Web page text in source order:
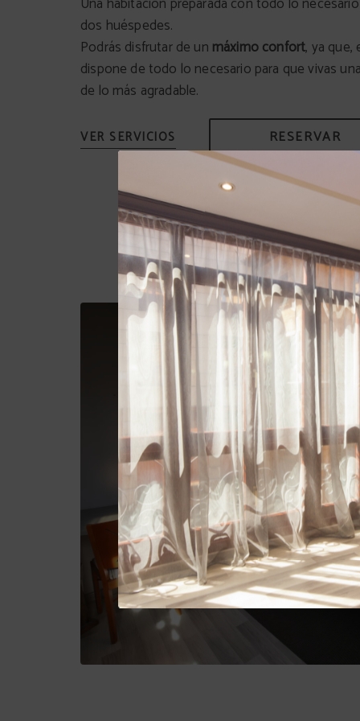
dos huéspedes.
Podrás disfrutar de un máximo confort, ya
dispone de todo lo necesario para que vivas
de lo más agradable.
RESERVAR